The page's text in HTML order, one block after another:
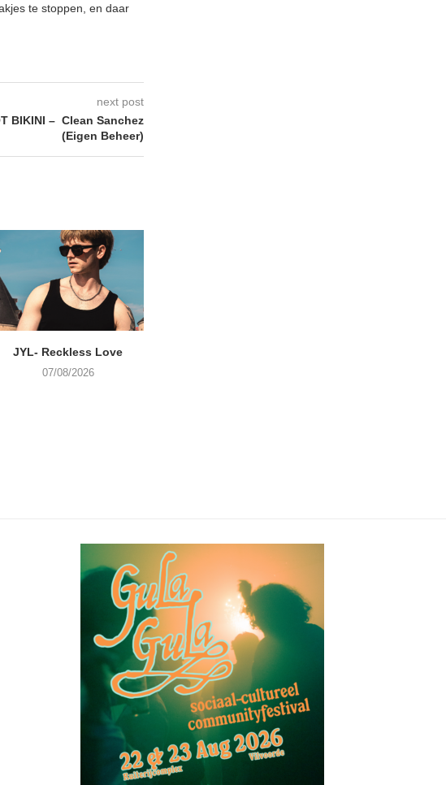
te stoppen, en daar
next post
BIKINI – Clean Sanchez
(Eigen Beheer)
JYL- Reckless Love
07/08/2026